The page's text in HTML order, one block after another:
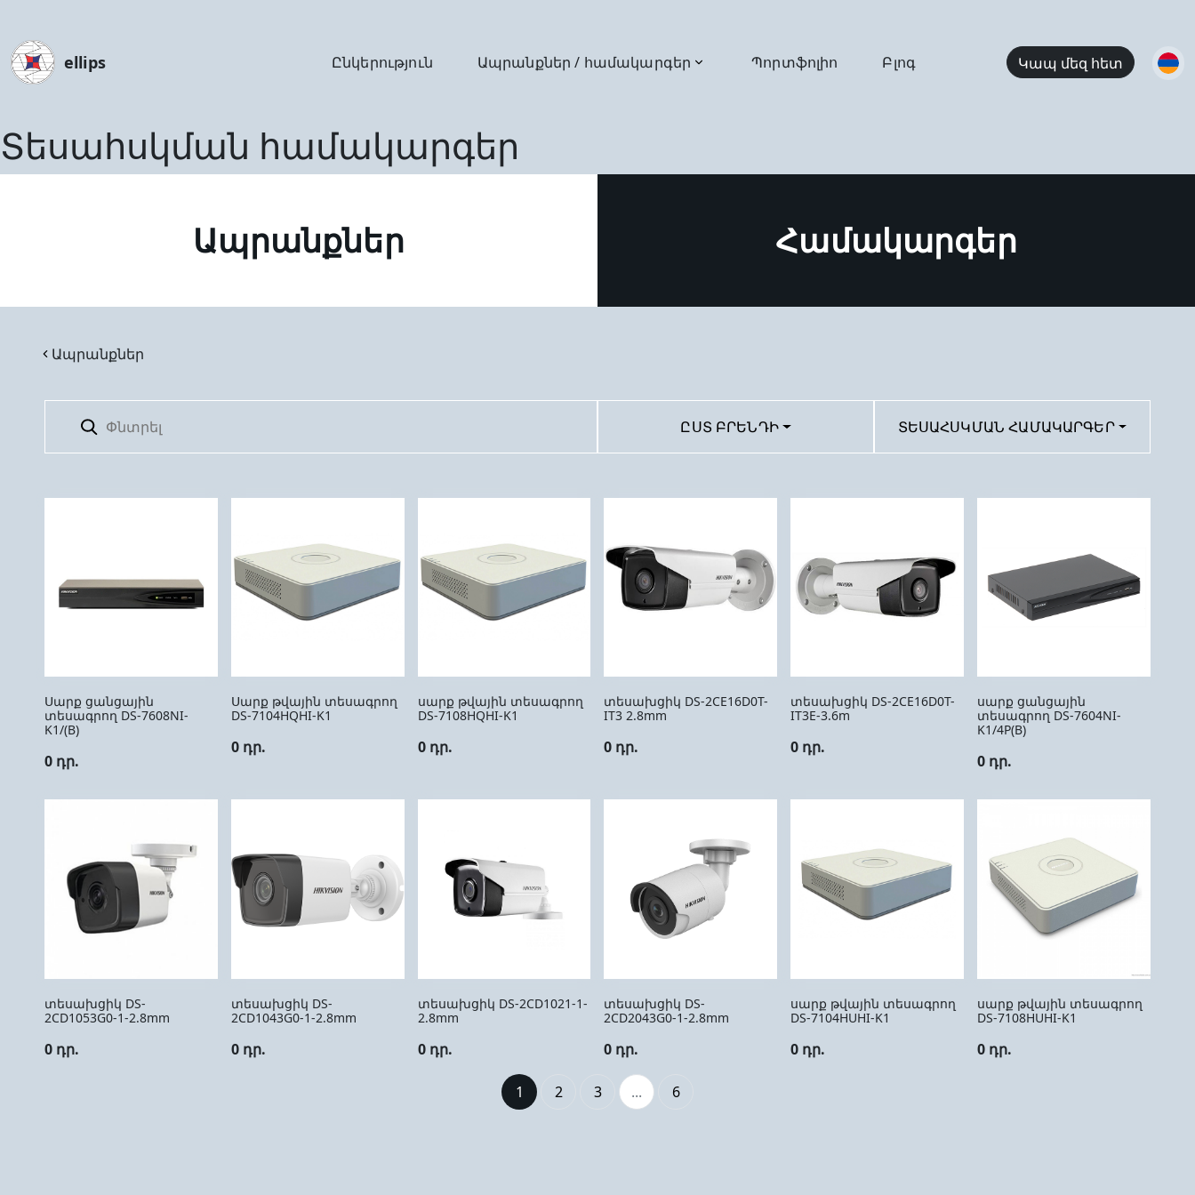
ellips Ընկերություն Ապրանքներ / համակարգեր Պորտֆոլիո Բլոգ Կապ մեզ հետ
Տեսահսկման համակարգեր
Ապրանքներ Համակարգեր
Ապրանքներ
ԸՍՏ ԲՐԵՆԴԻ ՏԵՍԱՀՍԿՄԱՆ ՀԱՄԱԿԱՐԳԵՐ
Սարք ցանցային
տեսագրող DS-7608NI-
K1/(B)
0 դր.
Սարք թվային տեսագրող
DS-7104HQHI-K1
0 դր.
սարք թվային տեսագրող
DS-7108HQHI-K1
0 դր.
տեսախցիկ DS-2CE16D0T-
IT3 2.8mm
0 դր.
տեսախցիկ DS-2CE16D0T-
IT3E-3.6m
0 դր.
սարք ցանցային
տեսագրող DS-7604NI-
K1/4P(B)
0 դր.
տեսախցիկ DS-
2CD1053G0-1-2.8mm
0 դր.
տեսախցիկ DS-
2CD1043G0-1-2.8mm
0 դր.
տեսախցիկ DS-2CD1021-1-
2.8mm
0 դր.
տեսախցիկ DS-
2CD2043G0-1-2.8mm
0 դր.
սարք թվային տեսագրող
DS-7104HUHI-K1
0 դր.
սարք թվային տեսագրող
DS-7108HUHI-K1
0 դր.
1 2 3 ... 6